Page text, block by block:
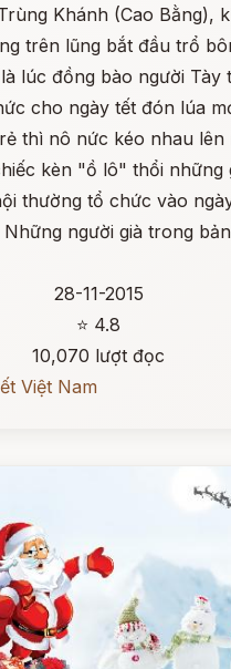
Khánh (Cao Bằng),
trên lũng bắt đầu trổ
lúc đồng bào người Tày
cho ngày tết đón lúa
thì nô nức kéo nhau lên
kèn "ồ lô" thổi những
thường tổ chức vào
người già trong
28-11-2015
⭐ 4.8
10,070 lượt đọc
Việt Nam